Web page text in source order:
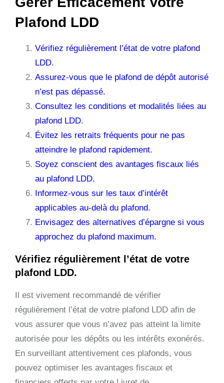
Plafond LDD
Vérifiez régulièrement l’état de votre plafond
LDD.
Assurez-vous que le plafond de dépôt autorisé
n’est pas dépassé.
Consultez les conditions et modalités liées au
plafond LDD.
Évitez les retraits fréquents pour ne pas
atteindre le plafond rapidement.
Soyez conscient des avantages fiscaux liés
au plafond LDD.
Informez-vous sur les taux d’intérêt
applicables au-delà du plafond.
Envisagez des alternatives d’épargne si vous
approchez du plafond maximum.
Vérifiez régulièrement l’état de votre
plafond LDD.
Il est vivement recommandé de vérifier
régulièrement l’état de votre plafond LDD afin de
vous assurer que vous n’avez pas atteint la limite
autorisée pour les dépôts ou les intérêts exonérés.
En surveillant attentivement ces plafonds, vous
pouvez optimiser les avantages fiscaux et